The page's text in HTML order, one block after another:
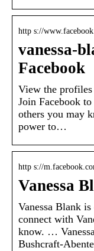
http s://
vanessa-
Facebook
View the profiles
Join Facebook
others you may
power to…
http s://
Vanessa
Vanessa Blank
connect with
know. …
Bushcraft-